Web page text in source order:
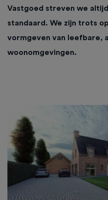
Vastgoed streven we
standaard. We zijn trots
vormgeven van leefbare,
woonomgevingen.